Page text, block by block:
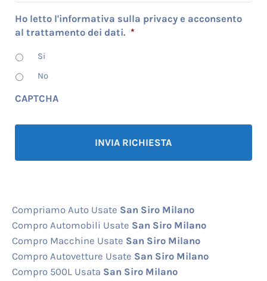
Ho letto l'informativa sulla privacy e acconsento
al trattamento dei dati. *
Si
No
CAPTCHA
Compriamo Auto Usate San Siro Milano
Compro Automobili Usate San Siro Milano
Compro Macchine Usate San Siro Milano
Compro Autovetture Usate San Siro Milano
Compro 500L Usata San Siro Milano